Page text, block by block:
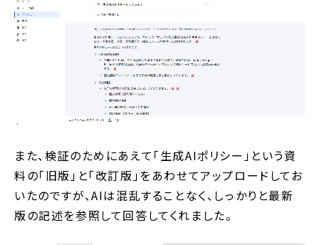
また、検証のためにあえて「生成AIポリシー」という資
料の「旧版」と「改訂版」をあわせてアップロードしてお
いたのですが、AIは混乱することなく、しっかりと最新
版の記述を参照して回答してくれました。